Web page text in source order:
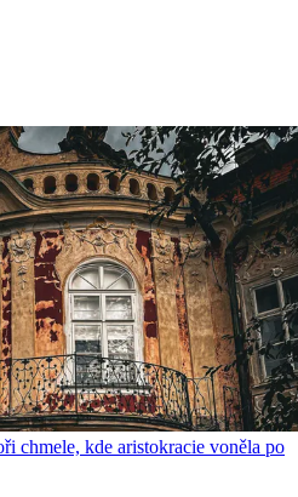
chmele, kde aristokracie voněla po